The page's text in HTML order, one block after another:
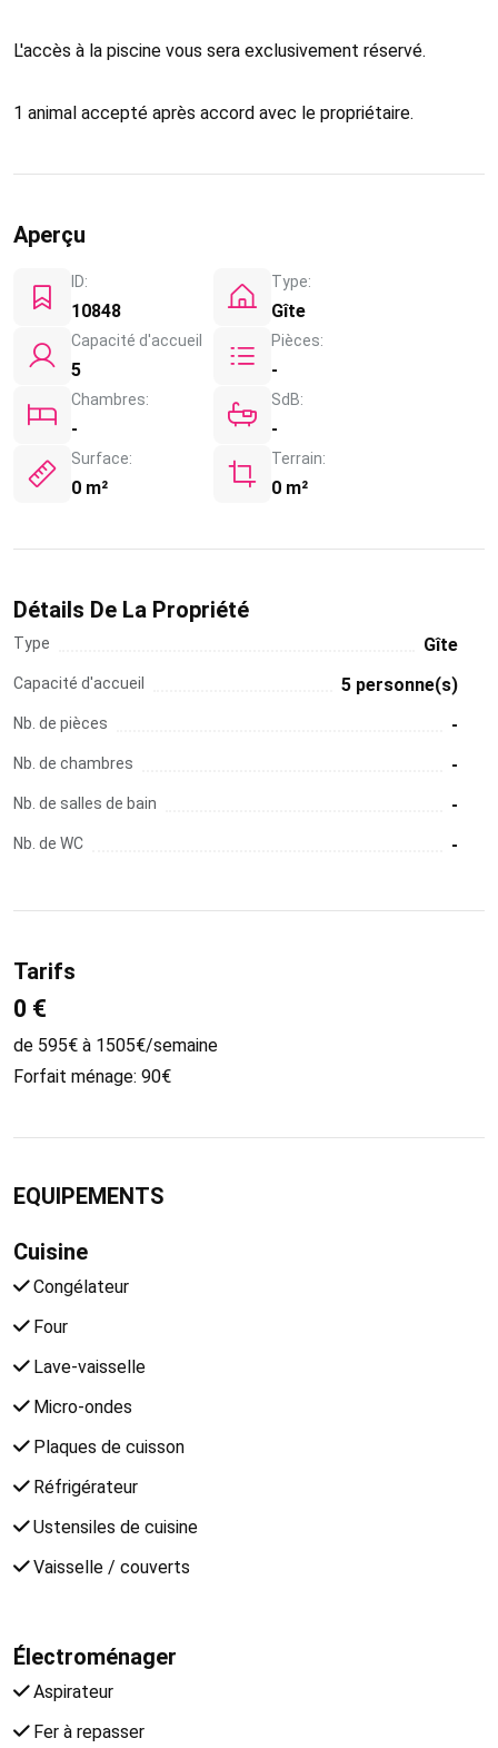
L'accès à la piscine vous sera exclusivement réservé.
1 animal accepté après accord avec le propriétaire.
Aperçu
ID:
10848
Type:
Gîte
Capacité d'accueil
5
Pièces:
-
Chambres:
-
SdB:
-
Surface:
0 m²
Terrain:
0 m²
Détails De La Propriété
Type Gîte
Capacité d'accueil 5 personne(s)
Nb. de pièces -
Nb. de chambres -
Nb. de salles de bain -
Nb. de WC -
Tarifs
0 €
de 595€ à 1505€/semaine
Forfait ménage: 90€
EQUIPEMENTS
Cuisine
Congélateur
Four
Lave-vaisselle
Micro-ondes
Plaques de cuisson
Réfrigérateur
Ustensiles de cuisine
Vaisselle / couverts
Électroménager
Aspirateur
Fer à repasser